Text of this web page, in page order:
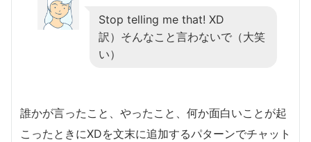
Stop telling me that! XD
訳）そんなこと言わないで（大笑
い）
誰かが言ったこと、やったこと、何か面白いことが起
こったときにXDを文末に追加するパターンでチャット